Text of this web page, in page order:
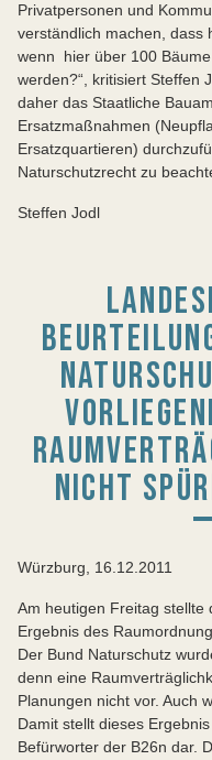
Privatpersonen und
verständlich machen, dass
wenn hier über 100
werden?“, kritisiert Steffen
daher das Staatliche
Ersatzmaßnahmen
Ersatzquartieren)
Naturschutzrecht zu
Steffen Jodl
NICHT
Würzburg, 16.12.2011
Am heutigen Freitag stellte
Ergebnis des
Der Bund Naturschutz
denn eine
Planungen nicht vor. Auch
Damit stellt dieses
Befürworter der B26n dar.